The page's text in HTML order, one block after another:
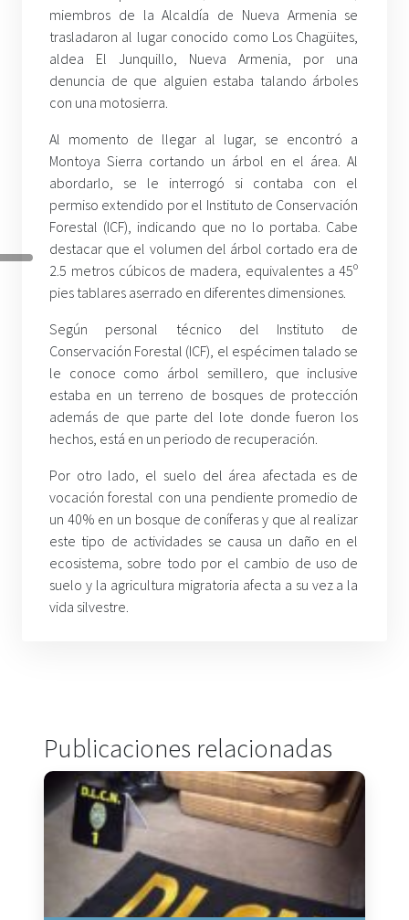
miembros de la Alcaldía de Nueva Armenia se
trasladaron al lugar conocido como Los Chagüites,
aldea El Junquillo, Nueva Armenia, por una
denuncia de que alguien estaba talando árboles
con una motosierra.
Al momento de llegar al lugar, se encontró a
Montoya Sierra cortando un árbol en el área. Al
abordarlo, se le interrogó si contaba con el
permiso extendido por el Instituto de Conservación
Forestal (ICF), indicando que no lo portaba. Cabe
destacar que el volumen del árbol cortado era de
2.5 metros cúbicos de madera, equivalentes a 45º
pies tablares aserrado en diferentes dimensiones.
Según personal técnico del Instituto de
Conservación Forestal (ICF), el espécimen talado se
le conoce como árbol semillero, que inclusive
estaba en un terreno de bosques de protección
además de que parte del lote donde fueron los
hechos, está en un periodo de recuperación.
Por otro lado, el suelo del área afectada es de
vocación forestal con una pendiente promedio de
un 40% en un bosque de coníferas y que al realizar
este tipo de actividades se causa un daño en el
ecosistema, sobre todo por el cambio de uso de
suelo y la agricultura migratoria afecta a su vez a la
vida silvestre.
Publicaciones relacionadas